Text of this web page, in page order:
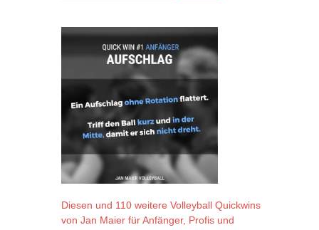
Diesen und 110 weitere Volleyball Quickwins
von Jan Maier für Anfänger, Profis und